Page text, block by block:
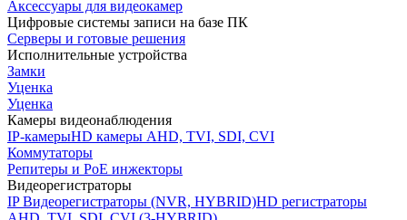
Аксессуары для видеокамер
Цифровые системы записи на базе ПК
Серверы и готовые решения
Исполнительные устройства
Замки
Уценка
Уценка
Камеры видеонаблюдения
IP-камерыHD камеры AHD, TVI, SDI, CVI
Коммутаторы
Репитеры и PoE инжекторы
Видеорегистраторы
IP Видеорегистраторы (NVR, HYBRID)HD регистраторы